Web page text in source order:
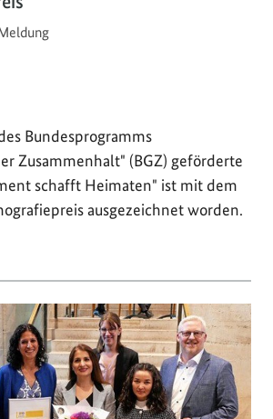
Bundesprogramms
Zusammenhalt" (BGZ) geförderte
schafft Heimaten" ist mit dem
ausgezeichnet worden.